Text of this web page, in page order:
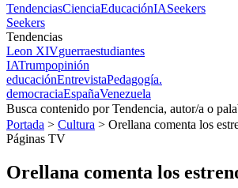
TendenciasCienciaEducaciónIASeekers
Seekers
Tendencias
Leon XIVguerraestudiantes
IATrumpopinión
educaciónEntrevistaPedagogía.
democraciaEspañaVenezuela
Busca contenido por Tendencia, autor/a o
Portada > Cultura > Orellana comenta los
Páginas TV
Orellana comenta los